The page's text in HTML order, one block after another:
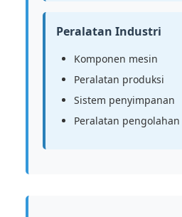
Peralatan Industri
Komponen mesin
Peralatan produksi
Sistem penyimpanan
Peralatan pengolahan